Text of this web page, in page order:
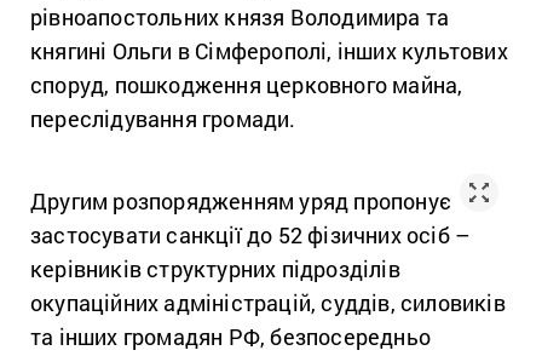
рівноапостольних князя Володимира та
княгині Ольги в Сімферополі, інших культових
споруд, пошкодження церковного майна,
переслідування громади.
Другим розпорядженням уряд пропонує
застосувати санкції до 52 фізичних осіб –
керівників структурних підрозділів
окупаційних адміністрацій, суддів, силовиків
та інших громадян РФ, безпосередньо